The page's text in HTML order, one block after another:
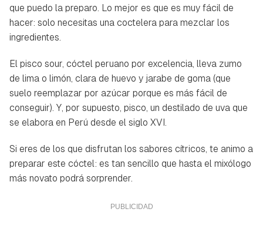
que puedo la preparo. Lo mejor es que es muy fácil de
hacer: solo necesitas una coctelera para mezclar los
ingredientes.
El pisco sour, cóctel peruano por excelencia, lleva zumo
de lima o limón, clara de huevo y jarabe de goma (que
suelo reemplazar por azúcar porque es más fácil de
conseguir). Y, por supuesto, pisco, un destilado de uva que
se elabora en Perú desde el siglo XVI.
Si eres de los que disfrutan los sabores cítricos, te animo a
preparar este cóctel: es tan sencillo que hasta el mixólogo
más novato podrá sorprender.